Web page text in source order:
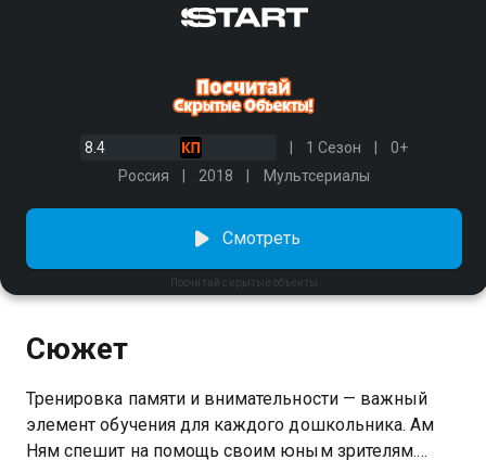
8.4 1 Сезон
0+
Россия
2018 Мультсериалы
Посчитай скрытые объекты
Смотреть
Сюжет
Тренировка памяти и внимательности — важный
элемент обучения для каждого дошкольника. Ам
Ням спешит на помощь своим юным зрителям.